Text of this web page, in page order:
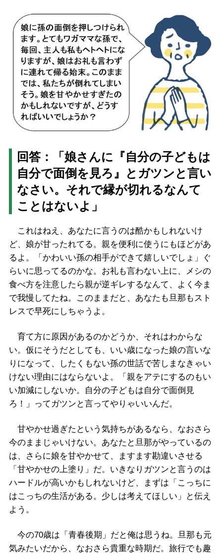
回答：「娘さんに『自分の子どもは
自分で面倒を見ろ』とガツンと言い
なさい。それで縁が切れるなんて
ことはないよ」
これはねえ、あなたに言うのは酷かもしれないけ
ど、娘が甘ったれてる。親を便利に使うにもほどがあ
るよ。「かわいい孫の相手ができて嬉しいでしょ」ぐ
らいに思ってるのかな。お礼も言わない上に、メシの
食べ方を注意したら親が逆ギレするなんて、よく今ま
で我慢してたね。このままだと、あなたも旦那もスト
レスで早死にしちゃうよ。
育て方に原因があるのかどうか、それはわからな
い。仮にそうだとしても、いい歳になった娘の言いな
りになって、したくもない孫の世話で苦しまなきゃい
けない理由にはならないよ。「親をアテにするのもい
い加減にしないか。自分の子どもは自分で面倒見
ろ！」ってガツンと言ってやりゃいいんだ。
甘やかせ過ぎたという気持ちがあるなら、なおさら
今のままじゃいけない。あなたと旦那がやっているの
は、さらに娘を甘やかせて、ますます勘違いさせる
「甘やかせの上塗り」だ。いきなりガツンと言うのは
ハードルが高いかもしれないけど、まずは「こっちに
はこっちの生活がある。少しは考えてほしい」と伝え
よう。
今の70歳は「青春後期」だと俺は思うね。旦那も元
気みたいだから、なおさら貴重な時期だ。旅行でも趣